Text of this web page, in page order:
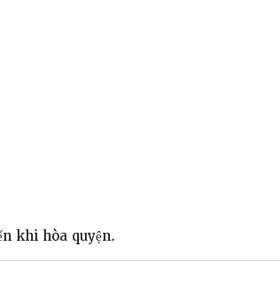
khi hòa quyện.